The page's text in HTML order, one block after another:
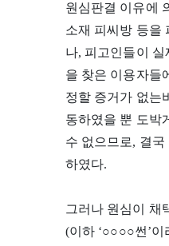
원심판결 이유에
소재 피씨방 등을
나, 피고인들이
을 찾은 이용자들
정할 증거가 없는
동하였을 뿐 도박
수 없으므로, 결
하였다.
그러나 원심이 채
(이하 ‘○○○○썬’